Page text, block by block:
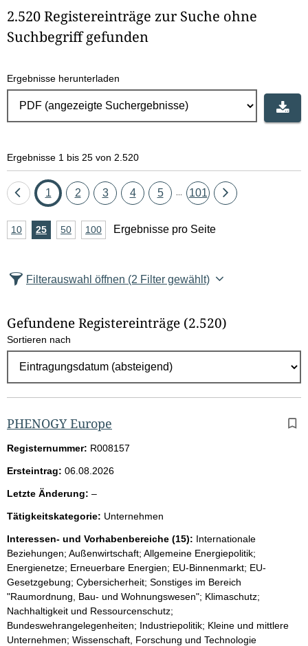
2.520 Registereinträge zur Suche ohne
Suchbegriff gefunden
Ergebnisse herunterladen
Ergebnisse 1 bis 25 von 2.520
Eine
zurück
Seite
1 Seite
2 Seite
3 Seite
4 Seite
5 Seite
101
Eine
A
z
l
E
g
e
b
n
s
s
e
p
r
o
S
e
i
10Ergebnisse
25Ergebnisse
50Ergebnisse
100Ergebnisse
Ergebnisse pro Seite
Filterauswahl öffnen (2 Filter gewählt)
Gefundene Registereinträge (2.520)
Sortieren nach
PHENOGY Europe
Registernummer: R008157
Ersteintrag: 06.08.2026
Letzte Änderung: –l
e
r
Tätigkeitskategorie: Unternehmen
Interessen- und Vorhabenbereiche (15): Internationale
Beziehungen; Außenwirtschaft; Allgemeine Energiepolitik;
Energienetze; Erneuerbare Energien; EU-Binnenmarkt; EU-
Gesetzgebung; Cybersicherheit; Sonstiges im Bereich
"Raumordnung, Bau- und Wohnungswesen"; Klimaschutz;
Nachhaltigkeit und Ressourcenschutz;
Bundeswehrangelegenheiten; Industriepolitik; Kleine und mittlere
Unternehmen; Wissenschaft, Forschung und Technologie